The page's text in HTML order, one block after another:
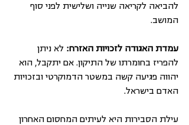
להביאה לקריאה שנייה ושלישית לפני סוף
המושב.
עמדת האגודה לזכויות האזרח: לא ניתן
להפריז בחומרתו של התיקון. אם יתקבל, הוא
יהווה פגיעה קשה במשטר הדמוקרטי ובזכויות
האדם בישראל.
עילת הסבירות היא לעיתים המחסום האחרון